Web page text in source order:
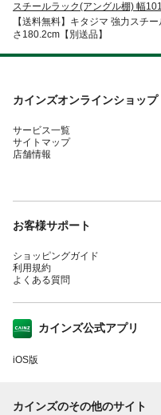
スチールラック(アングル棚) 幅
【送料無料】キタジマ 強力スチ
さ180.2cm【別送品】
カインズオンラインショップ
サービス一覧
サイトマップ
店舗情報
お客様サポート
ショッピングガイド
利用規約
よくある質問
カインズ公式アプリ
iOS版
カインズのその他のサイト